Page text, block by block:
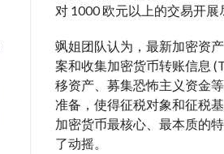
对 1000 欧元以上的交易开
飒姐团队认为，最新加密资
案和收集加密货币转账信息
移资产、募集恐怖主义资金
准备，使得征税对象和征税
加密货币最核心、最本质的
了动摇。